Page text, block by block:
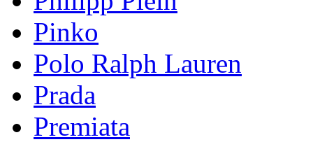
Pinkо
Polo Ralph Lauren
Prada
Premiata